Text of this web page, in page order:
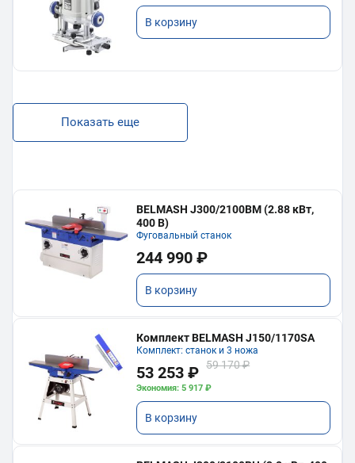
В корзину
Показать еще
BELMASH J300/2100ВМ (2.88 кВт,
400 В)
Фуговальный станок
244 990 ₽
В корзину
Комплект BELMASH J150/1170SA
Комплект: станок и 3 ножа
53 253 ₽ 59 170 ₽
Экономия: 5 917 ₽
В корзину